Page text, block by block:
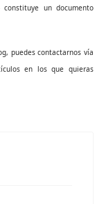
un documento
puedes contactarnos vía
en los que quieras